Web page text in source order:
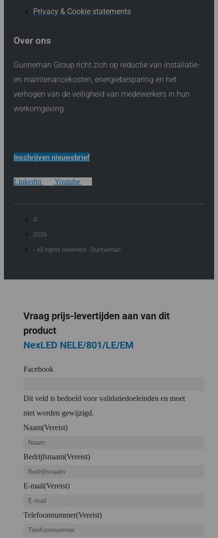
Privacy & Cookie statements
Over ons
Gunneman Group richt zich op reductie van installatie-
en maintenancekosten, energiebesparing en het
verhogen van de veiligheid van medewerkers in hun
werkomgeving.
Inschrijven nieuwsbrief
Linkedin Youtube
©
2026
- All rights reserved - Gunneman
Vraag prijs-levertijden aan van dit
product
NexLED NELE/801/LE/EM
Facebook
Dit veld is bedoeld voor validatiedoeleinden en moet
niet worden gewijzigd.
Naam(Vereist)
Bedrijfsnaam(Vereist)
E-mail(Vereist)
Telefoonnummer(Vereist)